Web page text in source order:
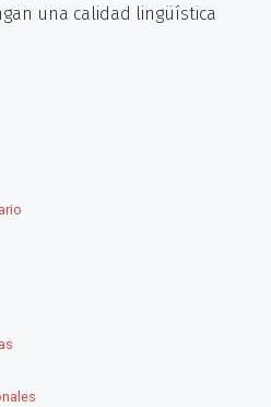
una calidad lingüística